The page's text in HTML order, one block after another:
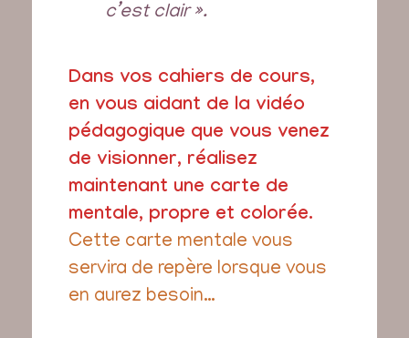
c’est clair ».
Dans vos cahiers de cours,
en vous aidant de la vidéo
pédagogique que vous venez
de visionner, réalisez
maintenant une carte de
mentale, propre et colorée.
Cette carte mentale vous
servira de repère lorsque vous
en aurez besoin…